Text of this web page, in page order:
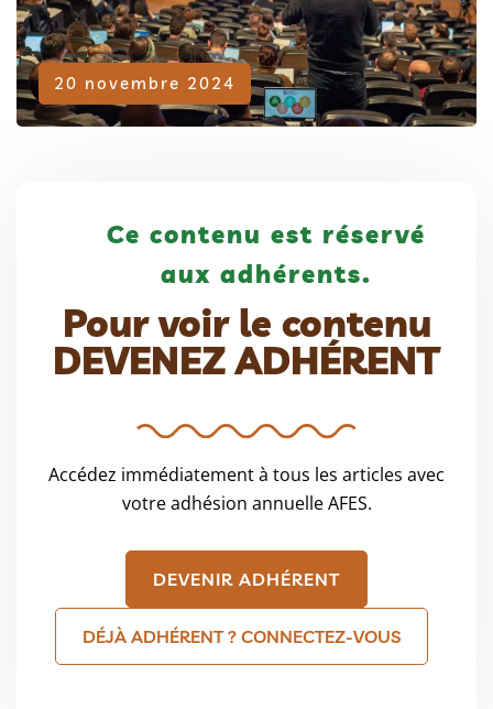
20 novembre 2024
Adhérent
Ce contenu est réservé
aux adhérents.
Pour voir le contenu
DEVENEZ ADHÉRENT
Accédez immédiatement à tous les articles avec
votre adhésion annuelle AFES.
DEVENIR ADHÉRENT
DÉJÀ ADHÉRENT ? CONNECTEZ-VOUS